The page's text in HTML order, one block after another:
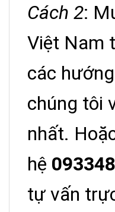
Cách 2:
Việt Nam
các
chúng tôi
nhất.
hệ
tự vấn